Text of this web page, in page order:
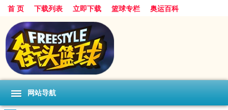
首 页 下载列表 立即下载 篮球专栏 奥运百科
网站导航